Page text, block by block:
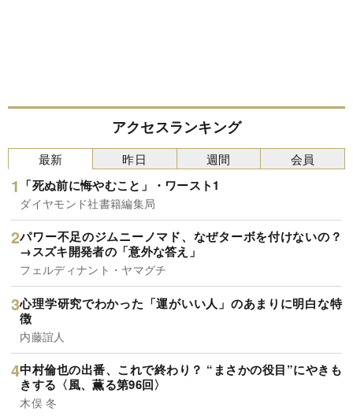
アクセスランキング
最新
「死ぬ前に悔やむこと」・ワースト1
ダイヤモンド社書籍編集局
パワー不足のジムニーノマド、なぜターボを付けないの？
→スズキ開発者の「意外な答え」
フェルディナント・ヤマグチ
心理学研究でわかった「運がいい人」のあまりに明白な特
徴
内藤誼人
中村倫也の出番、これで終わり？ “まさかの役目”にやきも
きする〈風、薫る第96回〉
木俣 冬
昨日 週間 会員